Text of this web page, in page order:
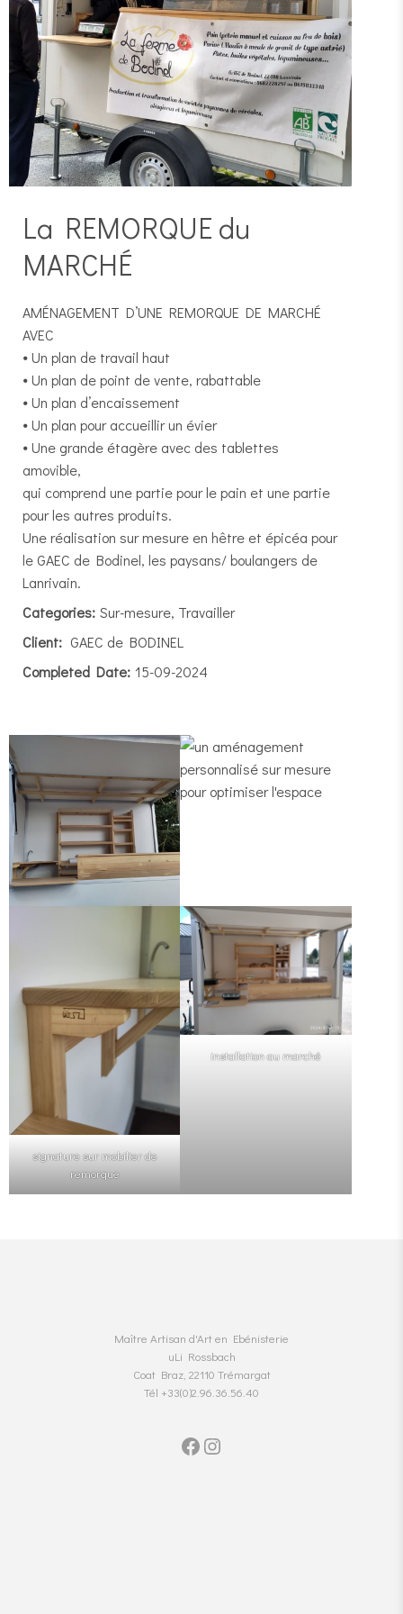
La REMORQUE du
MARCHÉ
AMÉNAGEMENT D’UNE REMORQUE DE MARCHÉ
AVEC
⦁ Un plan de travail haut
⦁ Un plan de point de vente, rabattable
⦁ Un plan d’encaissement
⦁ Un plan pour accueillir un évier
⦁ Une grande étagère avec des tablettes
amovible,
qui comprend une partie pour le pain et une partie
pour les autres produits.
Une réalisation sur mesure en hêtre et épicéa pour
le GAEC de Bodinel, les paysans/ boulangers de
Lanrivain.
Categories: Sur-mesure, Travailler
Client: GAEC de BODINEL
Completed Date: 15-09-2024
signature sur mobilier de
remorque
installation au marché
Maître Artisan d'Art en Ebénisterie
uLi Rossbach
Coat Braz, 22110 Trémargat
Tél +33(0)2.96.36.56.40
Facebook
Instagram